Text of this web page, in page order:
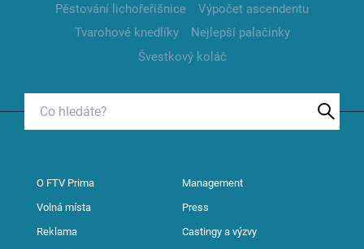
Pěstování lichořeřišnice
Výpočet ascendentu
Tvarohové knedlíky
Nejlepší palačinky
Švestkový koláč
O FTV Prima Management
Volná místa Press
Reklama Castingy a výzvy